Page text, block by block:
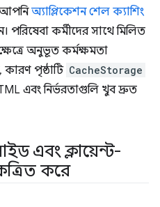
আপনিঅ্যাপ্লিকেশন শেল ক্যাশিং
কর্মীদের সাথে মিলিত
অনুভূত কর্মক্ষমতা
পৃষ্ঠাটি CacheStorage
এবং নির্ভরতাগুলি খুব দ্রুত
এবং ক্লায়েন্ট-
করে